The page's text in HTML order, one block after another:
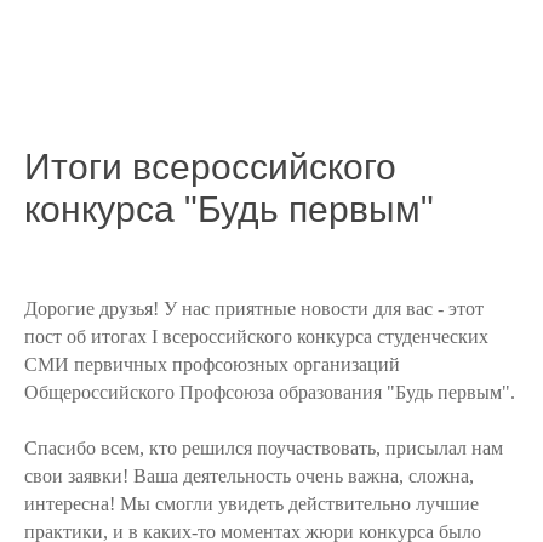
Итоги всероссийского
конкурса "Будь первым"
Дорогие друзья! У нас приятные новости для вас - этот
пост об итогах I всероссийского конкурса студенческих
СМИ первичных профсоюзных организаций
Общероссийского Профсоюза образования "Будь первым".
Спасибо всем, кто решился поучаствовать, присылал нам
свои заявки! Ваша деятельность очень важна, сложна,
интересна! Мы смогли увидеть действительно лучшие
практики, и в каких-то моментах жюри конкурса было